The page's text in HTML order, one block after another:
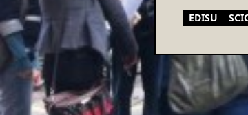
EDISU